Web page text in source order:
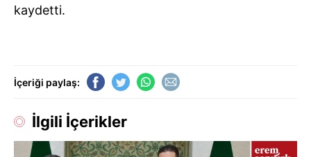
kaydetti.
İçeriği paylaş:
İlgili İçerikler